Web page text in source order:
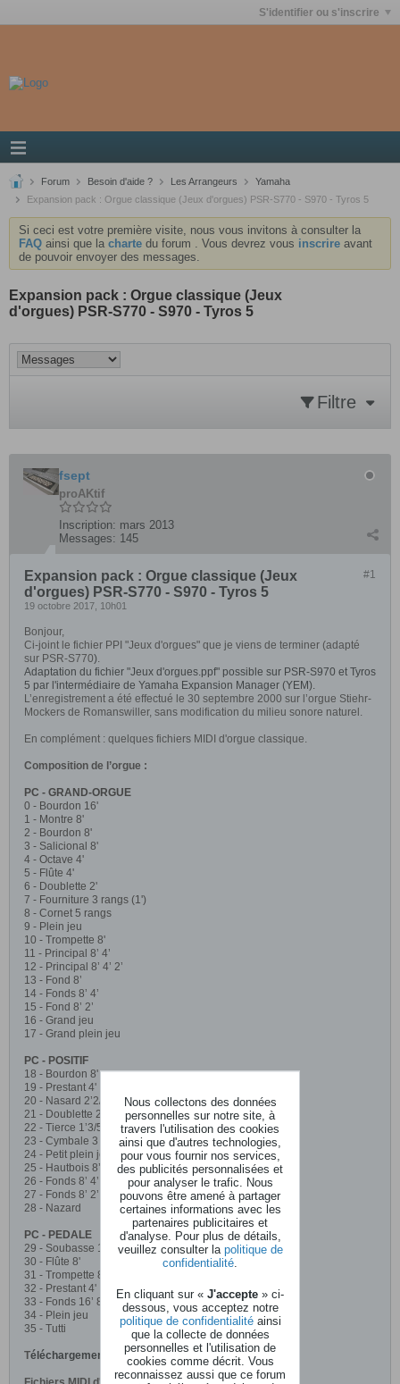
S'identifier ou s'inscrire
Forum Besoin d'aide ? Les Arrangeurs
Yamaha
Expansion pack : Orgue classique (Jeux d'orgues) PSR-S770 - S970 - Tyros 5
Si ceci est votre première visite, nous vous invitons à consulter la
FAQ ainsi que la charte du forum . Vous devrez vous inscrire avant
de pouvoir envoyer des messages.
Expansion pack : Orgue classique (Jeux
d'orgues) PSR-S770 - S970 - Tyros 5
Filtre
fsept
proAKtif
Inscription: mars 2013
Messages: 145
#1
Expansion pack : Orgue classique (Jeux
d'orgues) PSR-S770 - S970 - Tyros 5
19 octobre 2017, 10h01
Bonjour,
Ci-joint le fichier PPI "Jeux d'orgues" que je viens de terminer (adapté
sur PSR-S770).
Adaptation du fichier "Jeux d'orgues.ppf" possible sur PSR-S970 et Tyros
5 par l'intermédiaire de Yamaha Expansion Manager (YEM).
L’enregistrement a été effectué le 30 septembre 2000 sur l’orgue Stiehr-
Mockers de Romanswiller, sans modification du milieu sonore naturel.
En complément : quelques fichiers MIDI d'orgue classique.
Composition de l’orgue :
PC - GRAND-ORGUE
0 - Bourdon 16'
1 - Montre 8'
2 - Bourdon 8'
3 - Salicional 8'
4 - Octave 4'
5 - Flûte 4'
6 - Doublette 2'
7 - Fourniture 3 rangs (1')
8 - Cornet 5 rangs
9 - Plein jeu
10 - Trompette 8'
11 - Principal 8’ 4’
12 - Principal 8’ 4’ 2’
13 - Fond 8’
14 - Fonds 8’ 4’
15 - Fond 8’ 2’
16 - Grand jeu
17 - Grand plein jeu
PC - POSITIF
18 - Bourdon 8'
19 - Prestant 4'
20 - Nasard 2’2/3
21 - Doublette 2'
22 - Tierce 1’3/5
23 - Cymbale 3 rangs (1/2')
24 - Petit plein jeu
25 - Hautbois 8’
26 - Fonds 8’ 4’
27 - Fonds 8’ 2’
28 - Nazard
PC - PEDALE
29 - Soubasse 16'
30 - Flûte 8'
31 - Trompette 8'
32 - Prestant 4'
33 - Fonds 16’ 8’
34 - Plein jeu
35 - Tutti
Téléchargement :
Nous collectons des données
personnelles sur notre site, à
travers l'utilisation des cookies
ainsi que d'autres technologies,
pour vous fournir nos services,
des publicités personnalisées et
pour analyser le trafic. Nous
pouvons être amené à partager
certaines informations avec les
partenaires publicitaires et
d'analyse. Pour plus de détails,
veuillez consulter la politique de
confidentialité
En cliquant sur « J'accepte » ci-
dessous, vous acceptez notre
politique de confidentialitéainsi
que la collecte de données
personnelles et l'utilisation de
cookies comme décrit. Vous
reconnaissez aussi que ce forum